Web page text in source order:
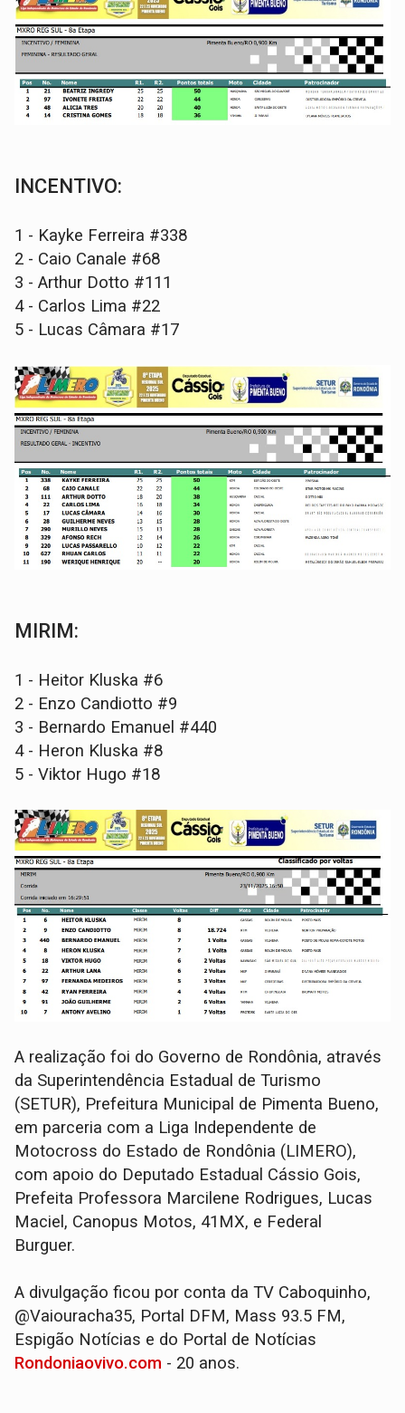
INCENTIVO:
1 - Kayke Ferreira #338
2 - Caio Canale #68
3 - Arthur Dotto #111
4 - Carlos Lima #22
5 - Lucas Câmara #17
MIRIM:
1 - Heitor Kluska #6
2 - Enzo Candiotto #9
3 - Bernardo Emanuel #440
4 - Heron Kluska #8
5 - Viktor Hugo #18
A realização foi do Governo de Rondônia, através
da Superintendência Estadual de Turismo
(SETUR), Prefeitura Municipal de Pimenta Bueno,
em parceria com a Liga Independente de
Motocross do Estado de Rondônia (LIMERO),
com apoio do Deputado Estadual Cássio Gois,
Prefeita Professora Marcilene Rodrigues, Lucas
Maciel, Canopus Motos, 41MX, e Federal
Burguer.
A divulgação ficou por conta da TV Caboquinho,
@Vaiouracha35, Portal DFM, Mass 93.5 FM,
Espigão Notícias e do Portal de Notícias
Rondoniaovivo.com - 20 anos.